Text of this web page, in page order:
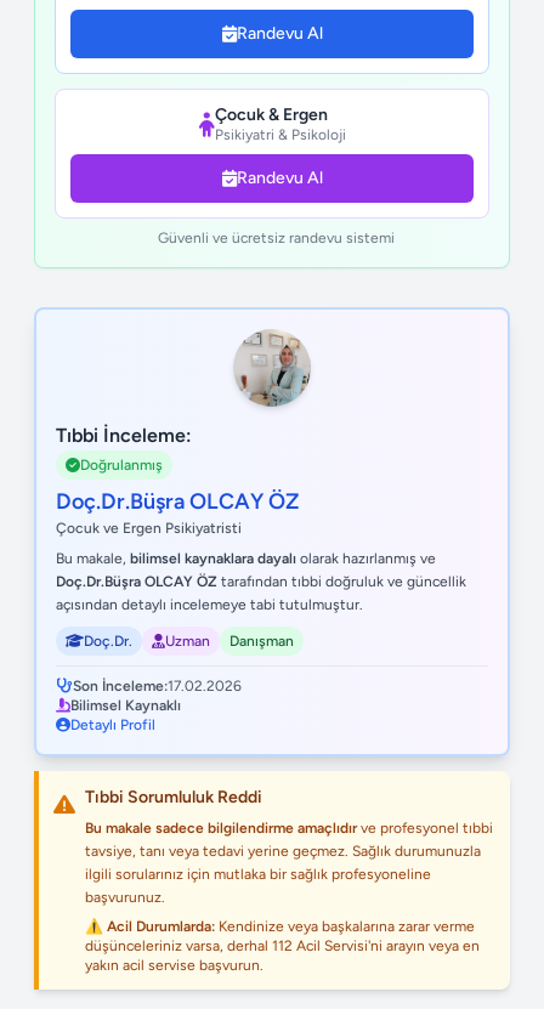
Randevu Al
Çocuk & Ergen
Psikiyatri & Psikoloji
Randevu Al
Güvenli ve ücretsiz randevu sistemi
Tıbbi İnceleme:
Doğrulanmış
Doç.Dr.Büşra OLCAY ÖZ
Çocuk ve Ergen Psikiyatristi
Bu makale, bilimsel kaynaklara dayalı olarak hazırlanmış ve
Doç.Dr.Büşra OLCAY ÖZ tarafından tıbbi doğruluk ve güncellik
açısından detaylı incelemeye tabi tutulmuştur.
Doç.Dr. Uzman Danışman
Son İnceleme:17.02.2026
Bilimsel Kaynaklı
Detaylı Profil
Tıbbi Sorumluluk Reddi
Bu makale sadece bilgilendirme amaçlıdırve profesyonel tıbbi
tavsiye, tanı veya tedavi yerine geçmez. Sağlık durumunuzla
ilgili sorularınız için mutlaka bir sağlık profesyoneline
başvurunuz.
⚠️ Acil Durumlarda: Kendinize veya başkalarına zarar verme
düşünceleriniz varsa, derhal 112 Acil Servisi'ni arayın veya en
yakın acil servise başvurun.